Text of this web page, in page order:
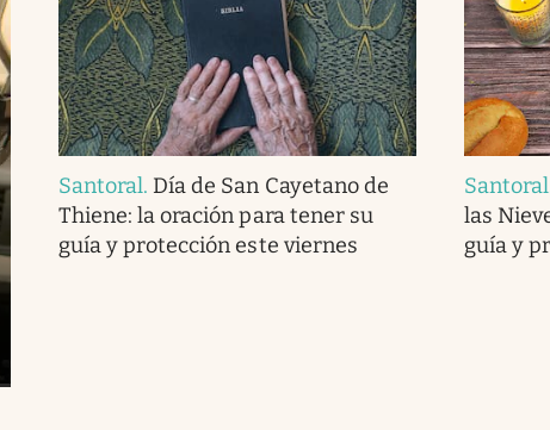
Santoral. Día de San Cayetano de
Thiene: la oración para tener su
guía y protección este viernes
Santoral
las
guía y